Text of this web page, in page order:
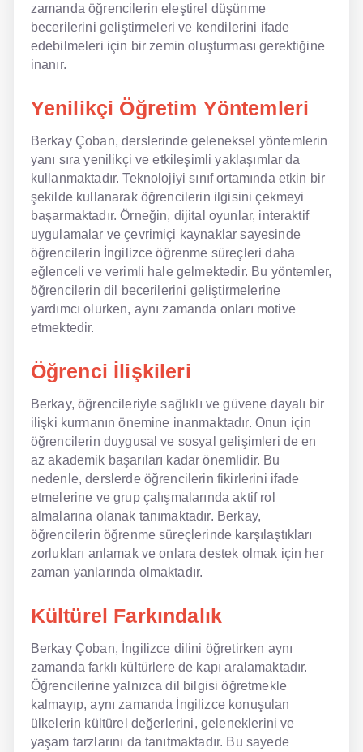
Bize Ulaşın
zamanda öğrencilerin eleştirel düşünme
becerilerini geliştirmeleri ve kendilerini ifade
edebilmeleri için bir zemin oluşturması gerektiğine
inanır.
Yenilikçi Öğretim Yöntemleri
Berkay Çoban, derslerinde geleneksel yöntemlerin
yanı sıra yenilikçi ve etkileşimli yaklaşımlar da
kullanmaktadır. Teknolojiyi sınıf ortamında etkin bir
şekilde kullanarak öğrencilerin ilgisini çekmeyi
başarmaktadır. Örneğin, dijital oyunlar, interaktif
uygulamalar ve çevrimiçi kaynaklar sayesinde
öğrencilerin İngilizce öğrenme süreçleri daha
eğlenceli ve verimli hale gelmektedir. Bu yöntemler,
öğrencilerin dil becerilerini geliştirmelerine
yardımcı olurken, aynı zamanda onları motive
etmektedir.
Öğrenci İlişkileri
Berkay, öğrencileriyle sağlıklı ve güvene dayalı bir
ilişki kurmanın önemine inanmaktadır. Onun için
öğrencilerin duygusal ve sosyal gelişimleri de en
az akademik başarıları kadar önemlidir. Bu
nedenle, derslerde öğrencilerin fikirlerini ifade
etmelerine ve grup çalışmalarında aktif rol
almalarına olanak tanımaktadır. Berkay,
öğrencilerin öğrenme süreçlerinde karşılaştıkları
zorlukları anlamak ve onlara destek olmak için her
zaman yanlarında olmaktadır.
Kültürel Farkındalık
Berkay Çoban, İngilizce dilini öğretirken aynı
zamanda farklı kültürlere de kapı aralamaktadır.
Öğrencilerine yalnızca dil bilgisi öğretmekle
kalmayıp, aynı zamanda İngilizce konuşulan
ülkelerin kültürel değerlerini, geleneklerini ve
yaşam tarzlarını da tanıtmaktadır. Bu sayede